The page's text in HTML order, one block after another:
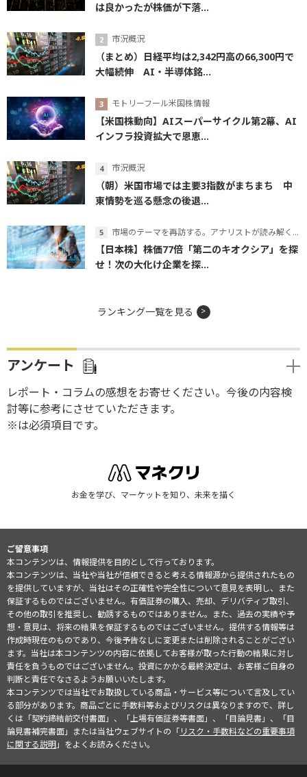
は良かったが株価が下落...
市況概況
（まとめ）日経平均は2,342円高の66,300円で
大幅続伸 AI・半導体銘...
モトリーフール米国株情報
【米国株動向】AIスーパーサイクル第2幕、AI
インフラ投資拡大で恩恵...
市況概況
（朝）米国市場では主要3指数がまちまち 中
東情勢を巡る懸念の後退...
市場のテーマを再訪する。アナリストが読み解くテーマの本質
【日本株】株価77倍「第二のキオクシア」を探
せ！次の大化け企業を探...
ランキング一覧を見る
アンケート
レポート・コラムの感想をお寄せください。今後の内容検
討等に参考にさせていただきます。
※は必須項目です。
お金を学び、マーケットを知り、未来を描く
ご留意事項
本コンテンツは、情報提供を目的として行っております。
本コンテンツは、当社や当社が信頼できると考える情報源から提供されたもの
を提供していますが、当社はその正確性や完全性について意見を表明し、また
保証するものではございません。有価証券の購入、売却、デリバティブ取引、
その他の取引を推奨し、勧誘するものではありません。また、過去の実績や予
想・意見は、将来の結果を保証するものではございません。提供する情報等は
作成時現在のものであり、今後予告なしに変更または削除されることがござい
ます。当社は本コンテンツの内容に依拠してお客様が取った行動の結果に対し
責任を負うものではございません。投資にかかる最終決定は、お客様ご自身の
判断と責任でなさるようお願いいたします。
本コンテンツでは当社でお取扱している商品・サービス等について言及してい
る部分があります。商品ごとに手数料等およびリスクは異なりますので、詳し
くは「契約締結前交付書面」、「上場有価証券等書面」、「目論見書」、「目
論見書補完書面」または当社ウェブサイトの「リスク・手数料などの重要事項
に関する説明」をよくお読みください。